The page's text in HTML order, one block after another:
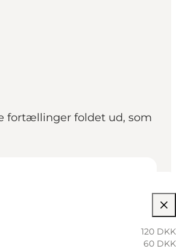
fortællinger foldet ud, som
120 DKK
60 DKK